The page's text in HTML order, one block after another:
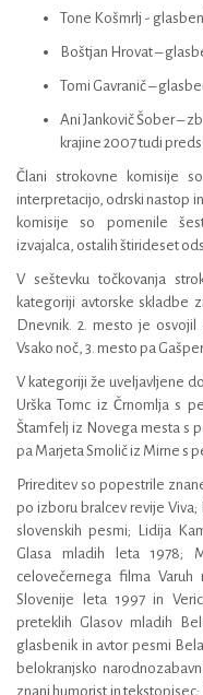
Tone Košmrlj -
Boštjan Hrovat –
Tomi Gavranič –
Ani Jankovič Šober –
krajine 2007 tudi
Člani strokovne komisije
interpretacijo, odrski nastop
komisije so pomenile
izvajalca, ostalih štirideset
V seštevku točkovanja
kategoriji avtorske skladbe
Dnevnik. 2. mesto je
Vsako noč, 3. mesto pa
V kategoriji že uveljavljene
Urška Tomc iz Črnomlja s
Štamfelj iz Novega mesta s
pa Marjeta Smolič iz Mirne s
Prireditev so popestrile
po izboru bralcev revije Viva;
slovenskih pesmi; Lidija
Glasa mladih leta 1978;
celovečernega filma
Slovenije leta 1997 in
preteklih Glasov mladih
glasbenik in avtor pesmi
belokranjsko
znani humorist in